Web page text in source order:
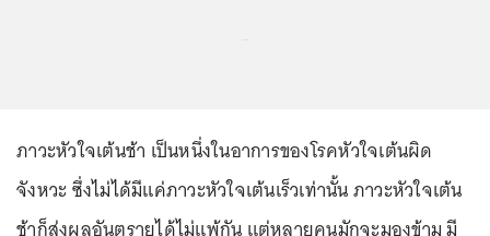
ภาวะหัวใจเต้นช้า เป็นหนึ่งในอาการของโรคหัวใจเต้นผิด
จังหวะ ซึ่งไม่ได้มีแค่ภาวะหัวใจเต้นเร็วเท่านั้น ภาวะหัวใจเต้น
ช้าก็ส่งผลอันตรายได้ไม่แพ้กัน แต่หลายคนมักจะมองข้าม มี